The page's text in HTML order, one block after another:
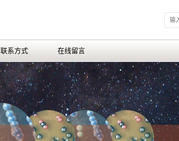
联系方式 在线留言